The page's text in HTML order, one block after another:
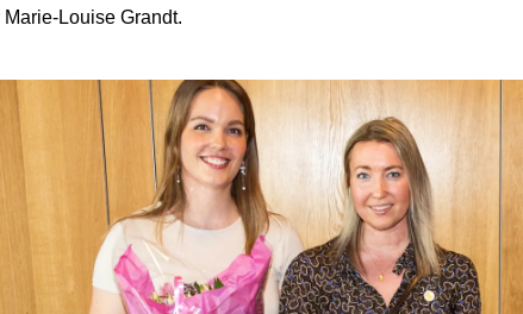
Marie-Louise Grandt.